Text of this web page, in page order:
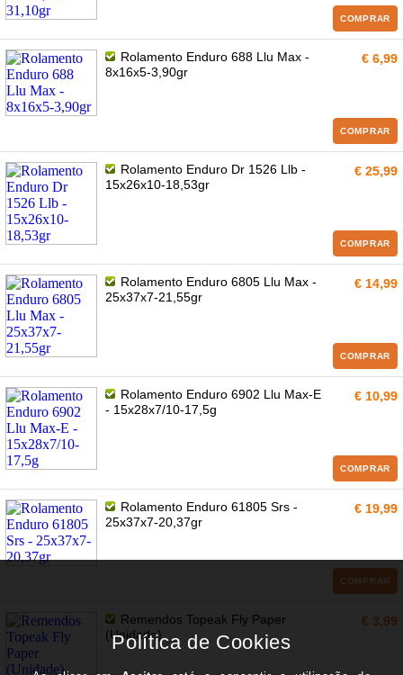
COMPRAR
Rolamento Enduro 688 Llu Max -
8x16x5-3,90gr
€ 6,99
COMPRAR
Rolamento Enduro Dr 1526 Llb -
15x26x10-18,53gr
€ 25,99
COMPRAR
Rolamento Enduro 6805 Llu Max -
25x37x7-21,55gr
€ 14,99
COMPRAR
Rolamento Enduro 6902 Llu Max-E
- 15x28x7/10-17,5g
€ 10,99
COMPRAR
Rolamento Enduro 61805 Srs -
25x37x7-20,37gr
€ 19,99
COMPRAR
Remendos Topeak Fly Paper
(Unidade)
€ 3,99